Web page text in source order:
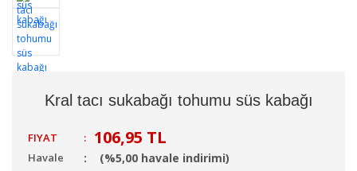
Kral tacı sukabağı tohumu süs kabağı
FIYAT : 106,95 TL
Havale (%5,00 havale indirimi)